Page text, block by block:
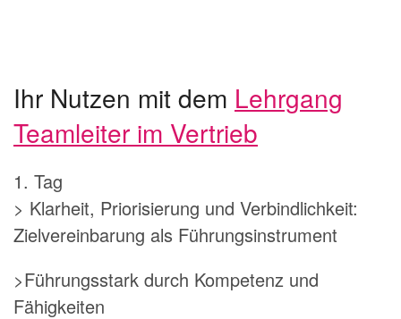
Ihr Nutzen mit dem Lehrgang
Teamleiter im Vertrieb
1. Tag
> Klarheit, Priorisierung und Verbindlichkeit:
Zielvereinbarung als Führungsinstrument
>Führungsstark durch Kompetenz und
Fähigkeiten